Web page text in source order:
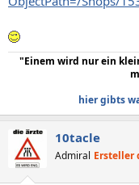
"Einem wird nur ein
hier gibts
10tacle
Admiral Ersteller